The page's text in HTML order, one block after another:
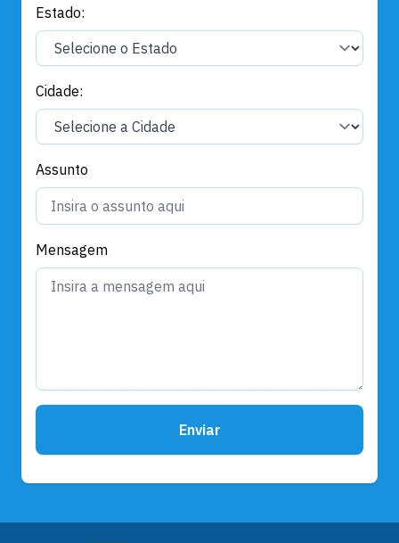
Estado:
Cidade:
Assunto
Mensagem
Enviar